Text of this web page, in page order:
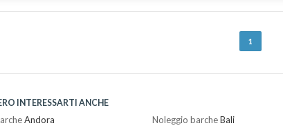
1
INTERESSARTI ANCHE
Andora Noleggio barcheBali